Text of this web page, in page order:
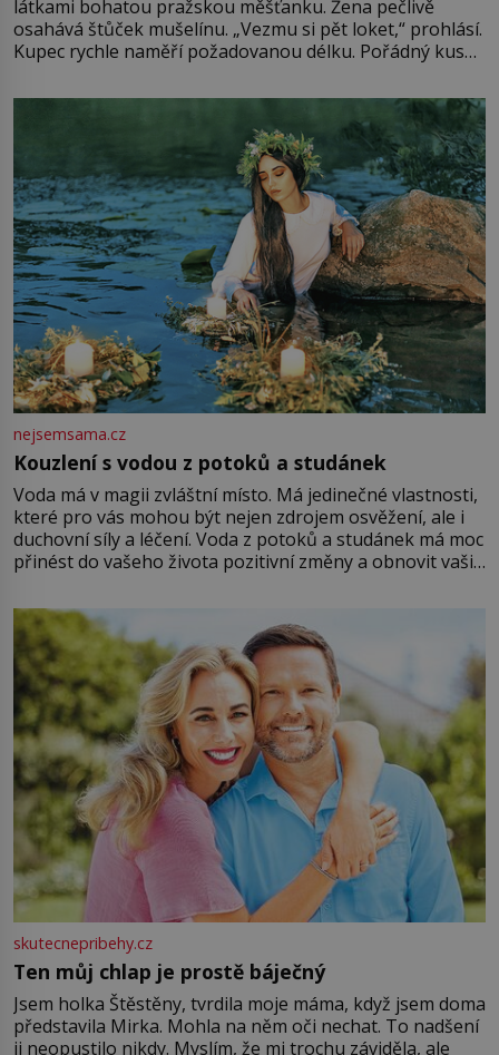
látkami bohatou pražskou měšťanku. Žena pečlivě
osahává štůček mušelínu. „Vezmu si pět loket,“ prohlásí.
Kupec rychle naměří požadovanou délku. Pořádný kus
milostpaní. Stačí jenom na sukni,“ zhodnotí švadlena
množství růžového mušelínu. „Ošidili vás, podívejte.“
nejsemsama.cz
Kouzlení s vodou z potoků a studánek
Voda má v magii zvláštní místo. Má jedinečné vlastnosti,
které pro vás mohou být nejen zdrojem osvěžení, ale i
duchovní síly a léčení. Voda z potoků a studánek má moc
přinést do vašeho života pozitivní změny a obnovit vaši
můžete obohatit své rituály a přinést do svého života
větší harmonii a klid. Je důležité
skutecnepribehy.cz
Ten můj chlap je prostě báječný
Jsem holka Štěstěny, tvrdila moje máma, když jsem doma
představila Mirka. Mohla na něm oči nechat. To nadšení
ji neopustilo nikdy. Myslím, že mi trochu záviděla, ale